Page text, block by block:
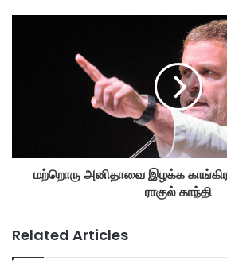
மற்றொரு அனிதாவை இழக்க
ராகுல் காந்தி
Related Articles